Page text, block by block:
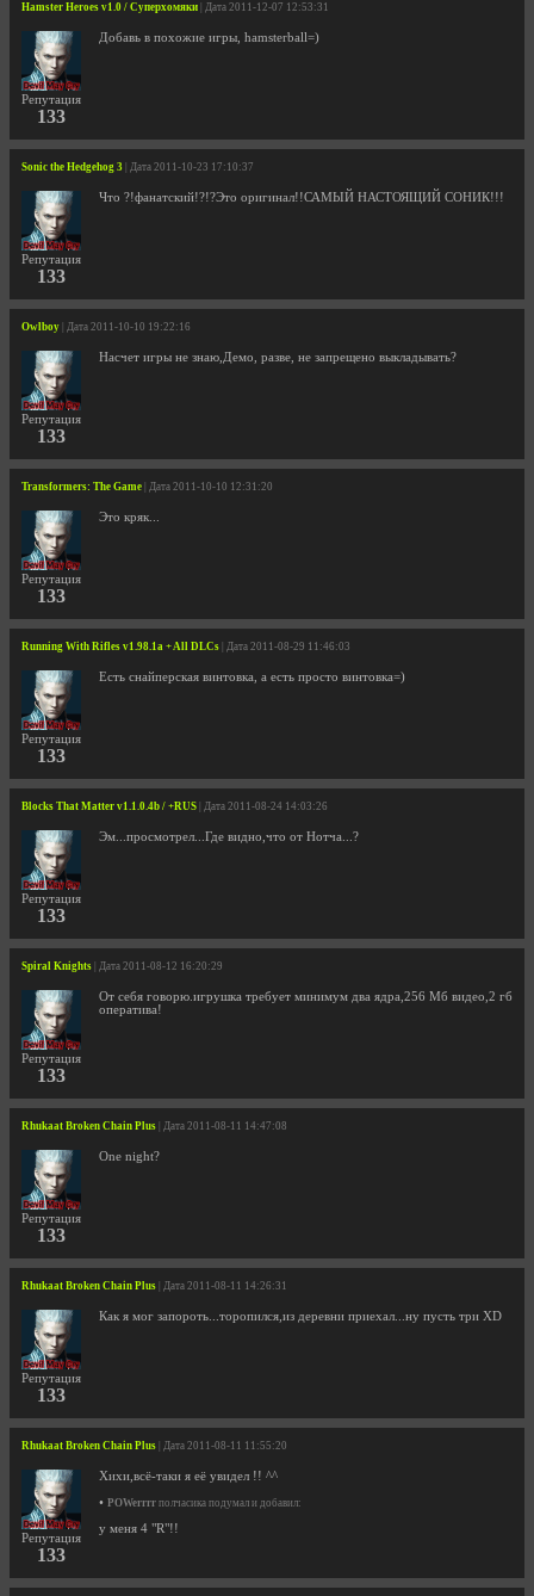
Hamster Heroes v1.0 / Суперхомяки | Дата 2011-12-07 12:53:31
Репутация
133
Добавь в похожие игры, hamsterball=)
Sonic the Hedgehog 3 | Дата 2011-10-23 17:10:37
Репутация
133
Что ?!фанатский!?!?Это оригинал!!САМЫЙ НАСТОЯЩИЙ СОНИК!!!
Owlboy | Дата 2011-10-10 19:22:16
Репутация
133
Насчет игры не знаю,Демо, разве, не запрещено выкладывать?
Transformers: The Game | Дата 2011-10-10 12:31:20
Репутация
133
Это кряк...
Running With Rifles v1.98.1a + All DLCs | Дата 2011-08-29 11:46:03
Репутация
133
Есть снайперская винтовка, а есть просто винтовка=)
Blocks That Matter v1.1.0.4b / +RUS | Дата 2011-08-24 14:03:26
Репутация
133
Эм...просмотрел...Где видно,что от Нотча...?
Spiral Knights | Дата 2011-08-12 16:20:29
Репутация
133
От себя говорю.игрушка требует минимум два ядра,256 Мб видео,2 гб
оператива!
Rhukaat Broken Chain Plus | Дата 2011-08-11 14:47:08
Репутация
133
One night?
Rhukaat Broken Chain Plus | Дата 2011-08-11 14:26:31
Репутация
133
Как я мог запороть...торопился,из деревни приехал...ну пусть три XD
Rhukaat Broken Chain Plus | Дата 2011-08-11 11:55:20
Репутация
133
Хихи,всё-таки я её увидел !! ^^
• POWerrrr полчасика подумал и добавил:
у меня 4 "R"!!